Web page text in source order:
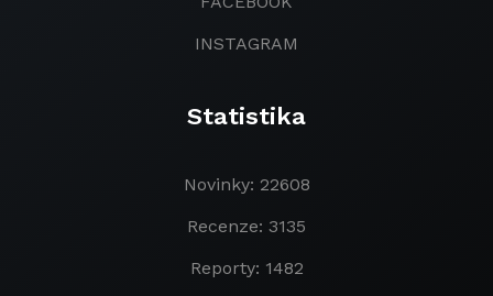
INSTAGRAM
Statistika
Novinky: 22608
Recenze: 3135
Reporty: 1482